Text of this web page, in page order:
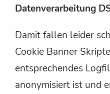
Datenverarbeitung
Damit fallen leider
Cookie Banner
entsprechendes
anonymisiert ist und